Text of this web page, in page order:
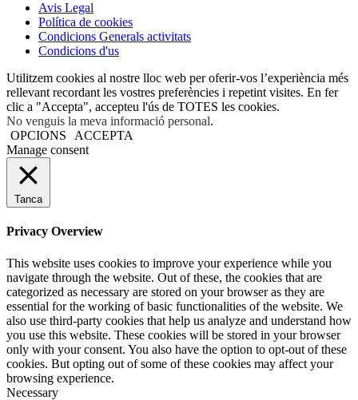
Avis Legal
Política de cookies
Condicions Generals activitats
Condicions d'us
Utilitzem cookies al nostre lloc web per oferir-vos l’experiència més
rellevant recordant les vostres preferències i repetint visites. En fer
clic a "Accepta", accepteu l'ús de TOTES les cookies.
No venguis la meva informació personal.
OPCIONS
ACCEPTA
Manage consent
Tanca
Privacy Overview
This website uses cookies to improve your experience while you
navigate through the website. Out of these, the cookies that are
categorized as necessary are stored on your browser as they are
essential for the working of basic functionalities of the website. We
also use third-party cookies that help us analyze and understand how
you use this website. These cookies will be stored in your browser
only with your consent. You also have the option to opt-out of these
cookies. But opting out of some of these cookies may affect your
browsing experience.
Necessary